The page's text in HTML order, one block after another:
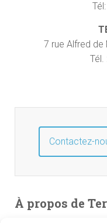
Tél:
7 rue Alfred de
Tél.
Contactez-
À propos de